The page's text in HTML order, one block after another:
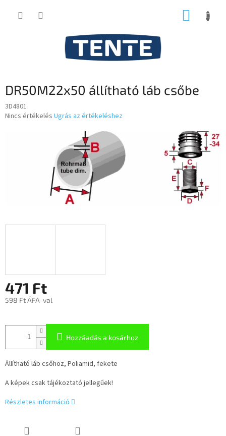
KOSÁR
DR50M22x50 állítható láb csőbe
3D4801
A
Nincs értékelés Ugrás az értékeléshez
471 Ft
598 Ft ÁFA-val
Hozzáadás a kosárhoz
Állítható láb csőhöz, Poliamid, fekete
A képek csak tájékoztató jellegűek!
Részletes információ